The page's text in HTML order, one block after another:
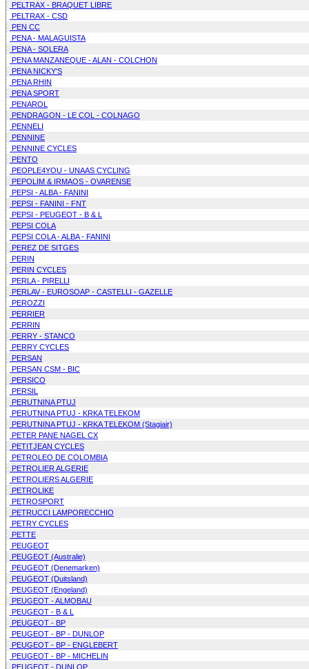
PELTRAX - BRAQUET LIBRE
PELTRAX - CSD
PEN CC
PENA - MALAGUISTA
PENA - SOLERA
PENA MANZANEQUE - ALAN - COLCHON
PENA NICKY'S
PENA RHIN
PENA SPORT
PENAROL
PENDRAGON - LE COL - COLNAGO
PENNELI
PENNINE
PENNINE CYCLES
PENTO
PEOPLE4YOU - UNAAS CYCLING
PEPOLIM & IRMAOS - OVARENSE
PEPSI - ALBA - FANINI
PEPSI - FANINI - FNT
PEPSI - PEUGEOT - B & L
PEPSI COLA
PEPSI COLA - ALBA - FANINI
PEREZ DE SITGES
PERIN
PERIN CYCLES
PERLA - PIRELLI
PERLAV - EUROSOAP - CASTELLI - GAZELLE
PEROZZI
PERRIER
PERRIN
PERRY - STANCO
PERRY CYCLES
PERSAN
PERSAN CSM - BIC
PERSICO
PERSIL
PERUTNINA PTUJ
PERUTNINA PTUJ - KRKA TELEKOM
PERUTNINA PTUJ - KRKA TELEKOM (Stagiair)
PETER PANE NAGEL CX
PETITJEAN CYCLES
PETROLEO DE COLOMBIA
PETROLIER ALGERIE
PETROLIERS ALGERIE
PETROLIKE
PETROSPORT
PETRUCCI LAMPORECCHIO
PETRY CYCLES
PETTE
PEUGEOT
PEUGEOT (Australie)
PEUGEOT (Denemarken)
PEUGEOT (Duitsland)
PEUGEOT (Engeland)
PEUGEOT - ALMOBAU
PEUGEOT - B & L
PEUGEOT - BP
PEUGEOT - BP - DUNLOP
PEUGEOT - BP - ENGLEBERT
PEUGEOT - BP - MICHELIN
PEUGEOT - DUNLOP